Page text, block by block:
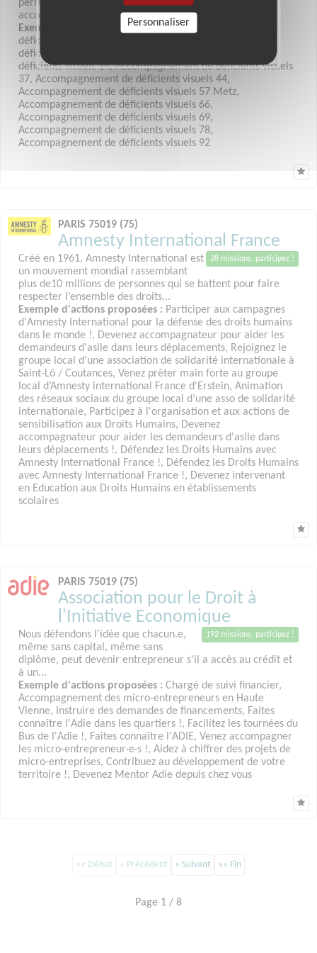
permettre de mener une vie aussi normale que possible :
accompagnements...
Exemple d'actions proposées :Accompagnement de
déficients visuels 75, Randonnées pédestres pour des
déficients visuels Ile-de-France, Accompagnement de
déficients visuels 14, Accompagnement de déficients visuels
37, Accompagnement de déficients visuels 44,
Accompagnement de déficients visuels 57 Metz,
Accompagnement de déficients visuels 66,
Accompagnement de déficients visuels 69,
Accompagnement de déficients visuels 78,
Accompagnement de déficients visuels 92
PARIS 75019 (75)
Amnesty International France
28 missions, participez !
Créé en 1961, Amnesty International est
un mouvement mondial rassemblant
plus de10 millions de personnes qui se battent pour faire
respecter l’ensemble des droits...
Exemple d'actions proposées : Participer aux campagnes
d'Amnesty International pour la défense des droits humains
dans le monde !, Devenez accompagnateur pour aider les
demandeurs d'asile dans leurs déplacements, Rejoignez le
groupe local d'une association de solidarité internationale à
Saint-Lô / Coutances, Venez prêter main forte au groupe
local d’Amnesty international France d'Erstein, Animation
des réseaux sociaux du groupe local d’une asso de solidarité
internationale, Participez à l'organisation et aux actions de
sensibilisation aux Droits Humains, Devenez
accompagnateur pour aider les demandeurs d'asile dans
leurs déplacements !, Défendez les Droits Humains avec
Amnesty International France !, Défendez les Droits Humains
avec Amnesty International France !, Devenez intervenant
en Education aux Droits Humains en établissements
scolaires
PARIS 75019 (75)
Association pour le Droit à
l'Initiative Economique
192 missions, participez !
Nous défendons l'idée que chacun.e,
même sans capital, même sans
diplôme, peut devenir entrepreneur s'il a accès au crédit et
à un...
Exemple d'actions proposées : Chargé de suivi financier,
Accompagnement des micro-entrepreneurs en Haute
Vienne, Instruire des demandes de financements, Faites
connaître l'Adie dans les quartiers !, Facilitez les tournées du
Bus de l'Adie !, Faites connaître l'ADIE, Venez accompagner
les micro-entrepreneur·e·s !, Aidez à chiffrer des projets de
micro-entreprises, Contribuez au développement de votre
territoire !, Devenez Mentor Adie depuis chez vous
«« Début « Précédent » Suivant »» Fin
Page 1 / 8
Personnaliser